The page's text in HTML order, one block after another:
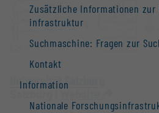
Zusätzliche Informationen
infrastruktur
Suchmaschine: Fragen zur
Kontakt
Information
Nationale
Universität Salzburg